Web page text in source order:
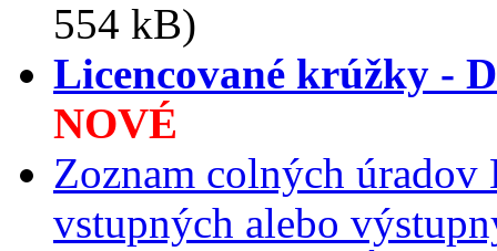
554 kB)
Licencované krúžky -
NOVÉ
Zoznam colných úradov
vstupných alebo